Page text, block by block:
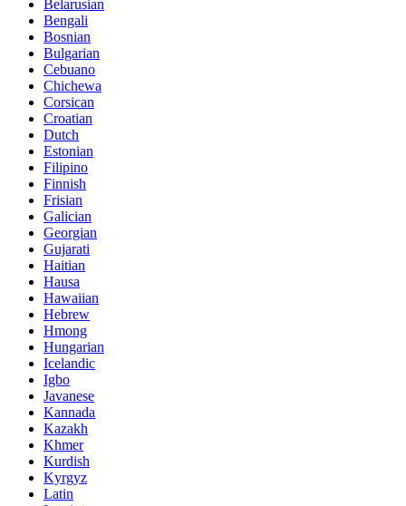
Belarusian
Bengali
Bosnian
Bulgarian
Cebuano
Chichewa
Corsican
Croatian
Dutch
Estonian
Filipino
Finnish
Frisian
Galician
Georgian
Gujarati
Haitian
Hausa
Hawaiian
Hebrew
Hmong
Hungarian
Icelandic
Igbo
Javanese
Kannada
Kazakh
Khmer
Kurdish
Kyrgyz
Latin